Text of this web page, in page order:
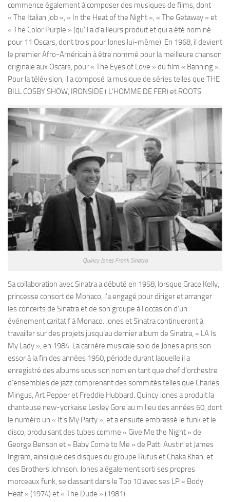
commence également à composer des musiques de films, dont
« The Italian Job », « In the Heat of the Night », « The Getaway » et
« The Color Purple » (qu’il a d’ailleurs produit et qui a été nominé
pour 11 Oscars, dont trois pour Jones lui-même). En 1968, il devient
le premier Afro-Américain à être nommé pour la meilleure chanson
originale aux Oscars, pour « The Eyes of Love » du film « Banning ».
Pour la télévision, il a composé la musique de séries telles que THE
BILL COSBY SHOW, IRONSIDE ( L’HOMME DE FER) et ROOTS
Quincy Jones Frank Sinatra
Sa collaboration avec Sinatra a débuté en 1958, lorsque Grace Kelly,
princesse consort de Monaco, l’a engagé pour diriger et arranger
les concerts de Sinatra et de son groupe à l’occasion d’un
événement caritatif à Monaco. Jones et Sinatra continueront à
travailler sur des projets jusqu’au dernier album de Sinatra, « LA Is
My Lady », en 1984. La carrière musicale solo de Jones a pris son
essor à la fin des années 1950, période durant laquelle il a
enregistré des albums sous son nom en tant que chef d’orchestre
d’ensembles de jazz comprenant des sommités telles que Charles
Mingus, Art Pepper et Freddie Hubbard. Quincy Jones a produit la
chanteuse new-yorkaise Lesley Gore au milieu des années 60, dont
le numéro un « It’s My Party », et a ensuite embrassé le funk et le
disco, produisant des tubes comme « Give Me the Night » de
George Benson et « Baby Come to Me » de Patti Austin et James
Ingram, ainsi que des disques du groupe Rufus et Chaka Khan, et
des Brothers Johnson. Jones a également sorti ses propres
morceaux funk, se classant dans le Top 10 avec ses LP « Body
Heat » (1974) et « The Dude » (1981).